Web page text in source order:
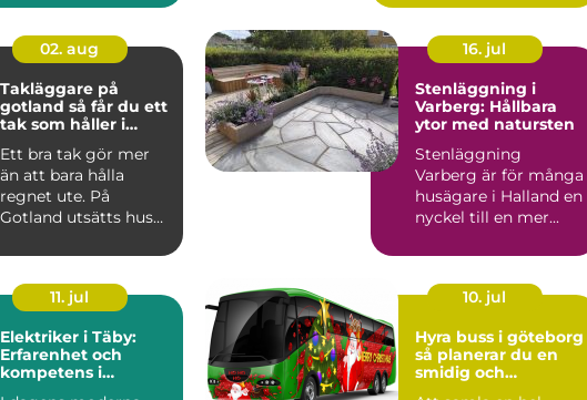
02. aug
Takläggare på
gotland så får du ett
tak som håller i
Ett bra tak gör mer
än att bara hålla
regnet ute. På
Gotland utsätts hus
saltstän...
16. jul
Stenläggning i
Varberg: Hållbara
ytor med natursten
Stenläggning
Varberg är för många
husägare i Halland en
nyckel till en mer...
11. jul
Elektriker i Täby:
Erfarenhet och
kompetens i
10. jul
Hyra buss i göteborg
så planerar du en
smidig och